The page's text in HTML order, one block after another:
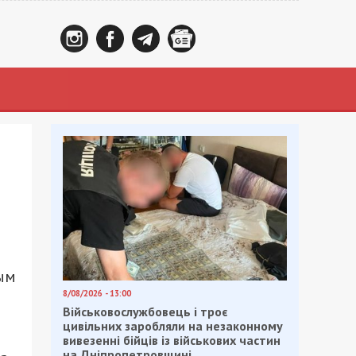
8/08/2026 - 13:00
Військовослужбовець і троє
цивільних заробляли на незаконному
вивезенні бійців із військових частин